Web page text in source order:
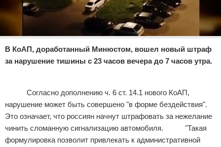
В КоАП, доработанный Минюстом, вошел новый штраф
за нарушение тишины с 23 часов вечера до 7 часов утра.
Согласно дополнению ч. 6 ст. 14.1 нового КоАП,
нарушение может быть совершено "в форме бездействия".
Это означает, что россиян начнут штрафовать за нежелание
чинить сломанную сигнализацию автомобиля. "Такая
формулировка позволит привлекать к административной